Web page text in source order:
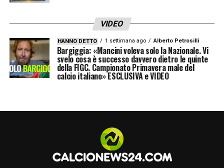
dimostrarlo.
LA PLAYLIST DELLE NOSTRE TOP NEWS
VIDEO
HANNO DETTO 1 settimana ago Alberto Petrosilli
Bargiggia: «Mancini voleva solo la Nazionale. Vi
svelo cosa è successo davvero dietro le quinte
della FIGC. Campionato Primavera male del
calcio italiano» ESCLUSIVA e VIDEO